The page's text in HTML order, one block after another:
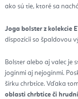
ako sú tie, ktoré sa
Joga bolster z kolekcie
dispozícii so špaldovou
Bolster alebo aj valec je
jogínmi aj nejogínmi.
šírku chrbtice. Vďaka
oblasti chrbtice či